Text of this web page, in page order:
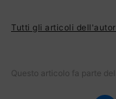
Tutti gli articoli
Questo articolo fa parte